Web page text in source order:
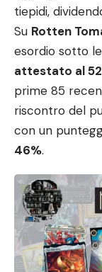
tiepidi,
Su Rotten
esordio sotto
attestato al
prime 85
riscontro del
con un
46%.